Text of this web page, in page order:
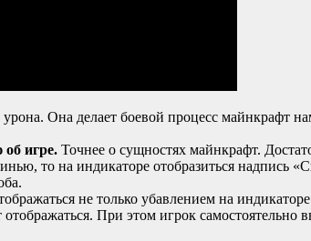
Она делает боевой процесс майнкрафт
игре. Точнее о сущностях майнкрафт.
то на индикаторе отобразиться надпись
не только убавлением на
При этом игрок самостоятельно